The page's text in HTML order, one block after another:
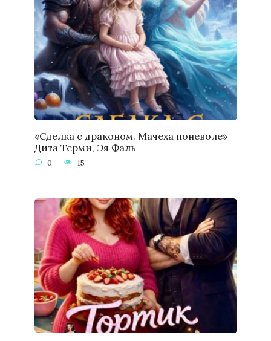
«Сделка с драконом. Мачеха поневоле»
Дита Терми, Эя Фаль
0 15